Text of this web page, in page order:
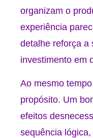
organizam o
experiência
detalhe reforça a
investimento em
Ao mesmo
propósito. Um
efeitos
sequência